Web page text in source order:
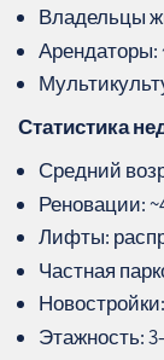
Владельцы
Арендаторы:
Статистика
Средний
Реновации:
Лифты:
Частная
Этажность: